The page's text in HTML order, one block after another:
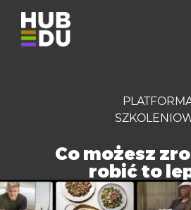
Co możesz
robić to